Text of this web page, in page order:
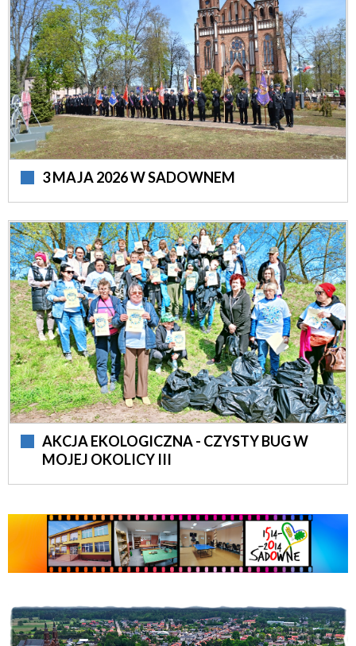
3 MAJA 2026 W SADOWNEM
AKCJA EKOLOGICZNA - CZYSTY BUG W
MOJEJ OKOLICY III